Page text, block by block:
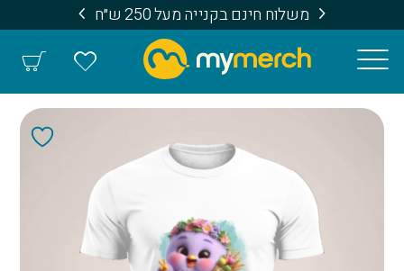
משלוח חינם בקנייה מעל 250 ש״ח